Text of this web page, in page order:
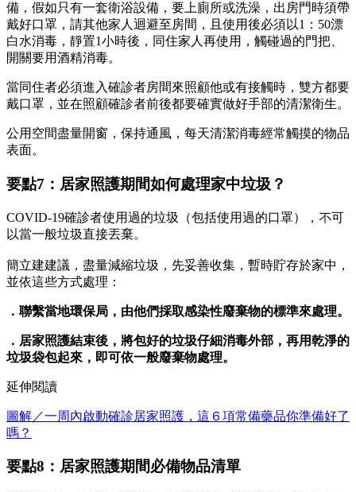
備，假如只有一套衛浴設備，要上廁所或洗澡，出房門時須帶
戴好口罩，請其他家人迴避至房間，且使用後必須以1：50漂
白水消毒，靜置1小時後，同住家人再使用，觸碰過的門把、
開關要用酒精消毒。
當同住者必須進入確診者房間來照顧他或有接觸時，雙方都要
戴口罩，並在照顧確診者前後都要確實做好手部的清潔衛生。
公用空間盡量開窗，保持通風，每天清潔消毒經常觸摸的物品
表面。
要點7：居家照護期間如何處理家中垃圾？
COVID-19確診者使用過的垃圾（包括使用過的口罩），不可
以當一般垃圾直接丟棄。
簡立建建議，盡量減縮垃圾，先妥善收集，暫時貯存於家中，
並依這些方式處理：
．聯繫當地環保局，由他們採取感染性廢棄物的標準來處理。
．居家照護結束後，將包好的垃圾仔細消毒外部，再用乾淨的
垃圾袋包起來，即可依一般廢棄物處理。
延伸閱讀
圖解／一周內啟動確診居家照護，這６項常備藥品你準備好了
嗎？
要點8：居家照護期間必備物品清單